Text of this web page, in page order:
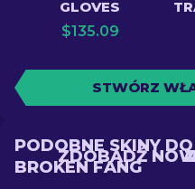
GLOVES
$135.09
STWÓRZ
ZDOBĄDŹ
PODOBNE SKINY
BROKEN FANG